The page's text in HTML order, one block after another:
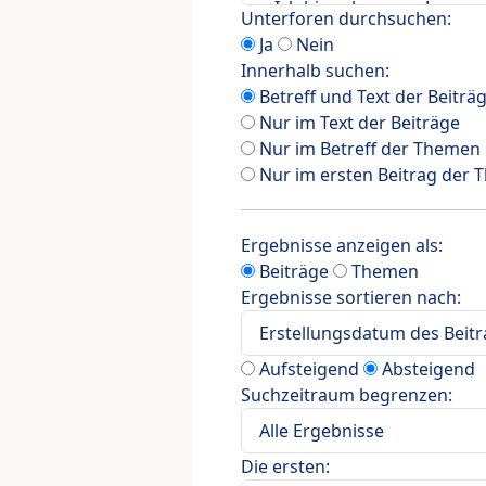
Unterforen durchsuchen:
Ja
Nein
Innerhalb suchen:
Betreff und Text der
Nur im Text der Beiträge
Nur im Betreff der Themen
Nur im ersten Beitrag der
Ergebnisse anzeigen als:
Beiträge
Themen
Ergebnisse sortieren nach:
Aufsteigend
Absteigend
Suchzeitraum begrenzen:
Die ersten: